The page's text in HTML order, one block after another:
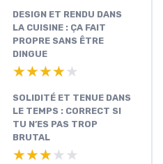
DESIGN ET RENDU DANS
LA CUISINE : ÇA FAIT
PROPRE SANS ÊTRE
DINGUE
★★★★★
★★★★★
SOLIDITÉ ET TENUE DANS
LE TEMPS : CORRECT SI
TU N’ES PAS TROP
BRUTAL
★★★★★
★★★★★